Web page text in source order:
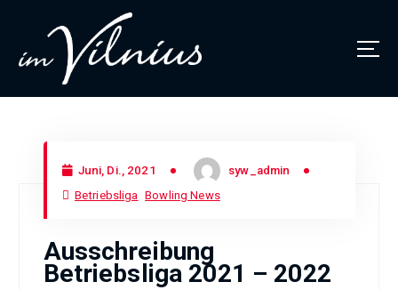
Thüringens größtes Bowlingcenter
Juni, Di., 2021
syw_admin
Betriebsliga
Bowling News
Ausschreibung
Betriebsliga 2021 – 2022